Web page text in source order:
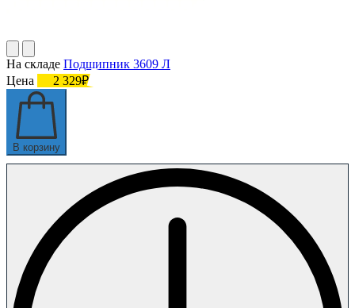
На складе Подшипник 3609 Л
Цена
2 329₽
В корзину